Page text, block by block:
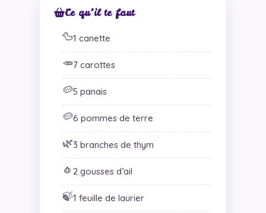
Ce qu’il te faut
🦆1 canette
🥕7 carottes
🥔5 panais
🥔6 pommes de terre
🌿3 branches de thym
🧄 2 gousses d’ail
🍃1 feuille de laurier